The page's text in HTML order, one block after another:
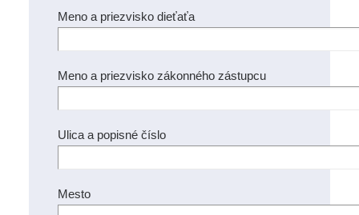
Meno a priezvisko dieťaťa
Meno a priezvisko zákonného zástupcu
Ulica a popisné číslo
Mesto